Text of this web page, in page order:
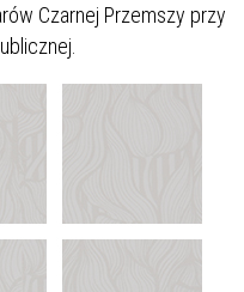
Czarnej Przemszy przy